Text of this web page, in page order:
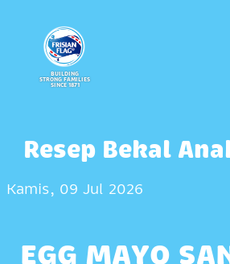
BUILDING
STRONG FAMILIES
SINCE 1871
Resep Bekal
Kamis, 09 Jul 2026
EGG MAYO